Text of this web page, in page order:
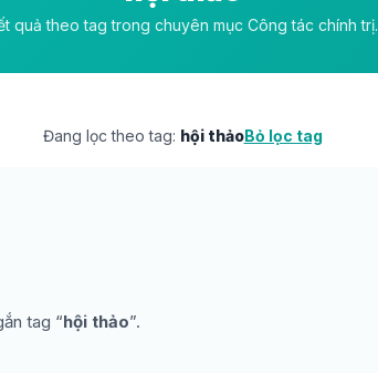
quả theo tag trong chuyên mục Công tác chính trị.
Đang lọc theo tag: hội thảoBỏ lọc tag
tag “hội thảo”.